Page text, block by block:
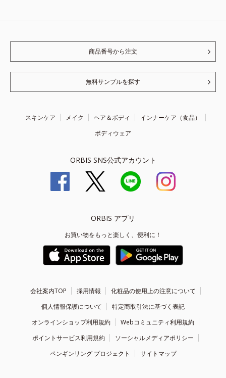
商品番号から注文
無料サンプルを探す
スキンケア メイク ヘア＆ボディ
インナーケア（食品）
ボディウェア
ORBIS SNS公式アカウント
ORBIS アプリ
お買い物をもっと楽しく、便利に！
会社案内TOP 採用情報
化粧品の使用上の注意について
個人情報保護について
特定商取引法に基づく表記
オンラインショップ利用規約
Webコミュニティ利用規約
ポイントサービス利用規約
ソーシャルメディアポリシー
ペンギンリング プロジェクト
サイトマップ